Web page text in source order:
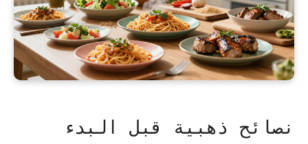
نصائح ذهبية قبل البدء